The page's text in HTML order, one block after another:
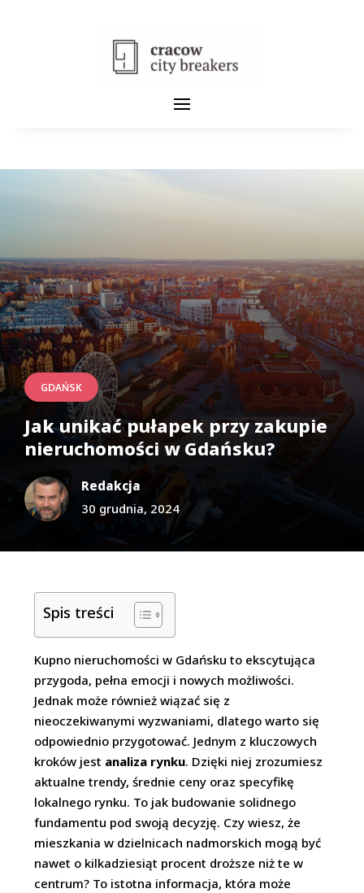
GDAŃSK
Jak unikać pułapek przy zakupie
nieruchomości w Gdańsku?
Redakcja
30 grudnia, 2024
Spis treści
Kupno nieruchomości w Gdańsku to ekscytująca
przygoda, pełna emocji i nowych możliwości.
Jednak może również wiązać się z
nieoczekiwanymi wyzwaniami, dlatego warto się
odpowiednio przygotować. Jednym z kluczowych
kroków jest analiza rynku. Dzięki niej zrozumiesz
aktualne trendy, średnie ceny oraz specyfikę
lokalnego rynku. To jak budowanie solidnego
fundamentu pod swoją decyzję. Czy wiesz, że
mieszkania w dzielnicach nadmorskich mogą być
nawet o kilkadziesiąt procent droższe niż te w
centrum? To istotna informacja, która może